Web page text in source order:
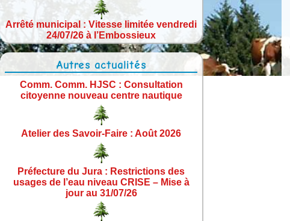
Arrêté municipal : Vitesse limitée vendredi
24/07/26 à l’Embossieux
Autres actualités
Comm. Comm. HJSC : Consultation
citoyenne nouveau centre nautique
Atelier des Savoir-Faire : Août 2026
Préfecture du Jura : Restrictions des
usages de l’eau niveau CRISE – Mise à
jour au 31/07/26